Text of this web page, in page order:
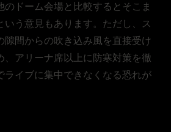
のドーム会場と比較するとそこま
いう意見もあります。ただし、ス
隙間からの吹き込み風を直接受け
、アリーナ席以上に防寒対策を徹
ライブに集中できなくなる恐れが